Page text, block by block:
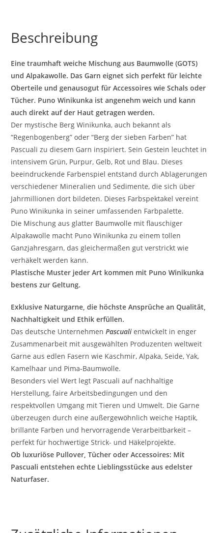
Beschreibung
Eine traumhaft weiche Mischung aus Baumwolle (GOTS)
und Alpakawolle. Das Garn eignet sich perfekt für leichte
Oberteile und genausogut für Accessoires wie Schals oder
Tücher. Puno Winikunka ist angenehm weich und kann
auch direkt auf der Haut getragen werden.
Der mystische Berg Winikunka, auch bekannt als
“Regenbogenberg” oder “Berg der sieben Farben” hat
Pascuali zu diesem Garn inspiriert. Sein Gestein leuchtet in
intensivem Grün, Purpur, Gelb, Rot und Blau. Dieses
beeindruckende Farbenspiel entstand durch Ablagerungen
verschiedener Mineralien und Sedimente, die sich über
Jahrmillionen dort bildeten. Dieses Farbspektakel vereint
Puno Winikunka in seiner umfassenden Farbpalette.
Die Mischung aus glatter Baumwolle mit flauschiger
Alpakawolle macht Puno Winikunka zu einem tollen
Ganzjahresgarn, das gleichermaßen gut verstrickt wie
verhäkelt werden kann.
Plastische Muster jeder Art kommen mit Puno Winikunka
bestens zur Geltung.
Exklusive Naturgarne, die höchste Ansprüche an Qualität,
Nachhaltigkeit und Ethik erfüllen.
Das deutsche UnternehmenPascuali entwickelt in enger
Zusammenarbeit mit ausgewählten Produzenten weltweit
Garne aus edlen Fasern wie Kaschmir, Alpaka, Seide, Yak,
Kamelhaar und Pima-Baumwolle.
Besonders viel Wert legt Pascuali auf nachhaltige
Herstellung, faire Arbeitsbedingungen und den
respektvollen Umgang mit Tieren und Umwelt. Die Garne
überzeugen durch eine außergewöhnlich weiche Haptik,
brillante Farben und hervorragende Verarbeitbarkeit –
perfekt für hochwertige Strick- und Häkelprojekte.
Ob luxuriöse Pullover, Tücher oder Accessoires: Mit
Pascuali entstehen echte Lieblingsstücke aus edelster
Naturfaser.